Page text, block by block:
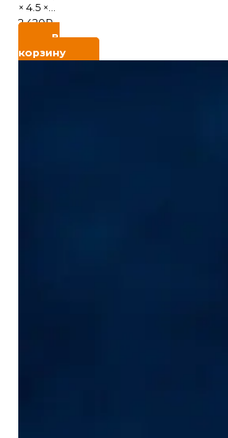
× 4.5 ×...
2 420₽
В
корзину